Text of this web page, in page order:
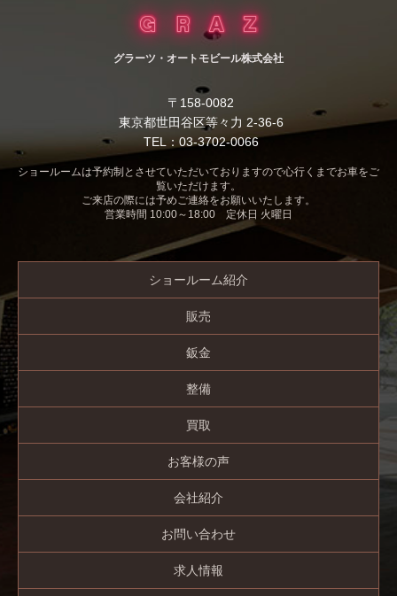
グラーツ・オートモビール株式会社
〒158-0082
東京都世田谷区等々力 2-36-6
TEL：03-3702-0066
ショールームは予約制とさせていただいておりますので心行くまでお車をご
覧いただけます。
ご来店の際には予めご連絡をお願いいたします。
営業時間 10:00～18:00 定休日 火曜日
ショールーム紹介
販売
鈑金
整備
買取
お客様の声
会社紹介
お問い合わせ
求人情報